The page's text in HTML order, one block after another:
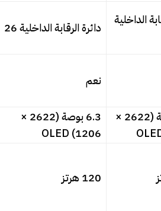
الداخلية
دائرة الرقابة الداخلية 26
نعم
6.3 بوصة (2622 ×
6.3 بوصة (2622 ×
1206) OLED
120 هرتز